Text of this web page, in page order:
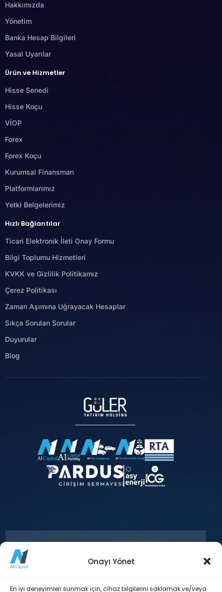
Onayı Yönet
En iyi deneyimleri sunmak için, cihaz bilgilerini saklamak ve/veya
Hakkımızda
Yönetim
Banka Hesap Bilgileri
Yasal Uyarılar
Ürün ve Hizmetler
Hisse Senedi
Hisse Koçu
VİOP
Forex
Forex Koçu
Kurumsal Finansman
Platformlarımız
Yetki Belgelerimiz
Hızlı Bağlantılar
Ticari Elektronik İleti Onay Formu
Bilgi Toplumu Hizmetleri
KVKK ve Gizlilik Politikamız
Çerez Politikası
Zaman Aşımına Uğrayacak Hesaplar
Sıkça Sorulan Sorular
Duyurular
Blog
+90 212 371 18 00